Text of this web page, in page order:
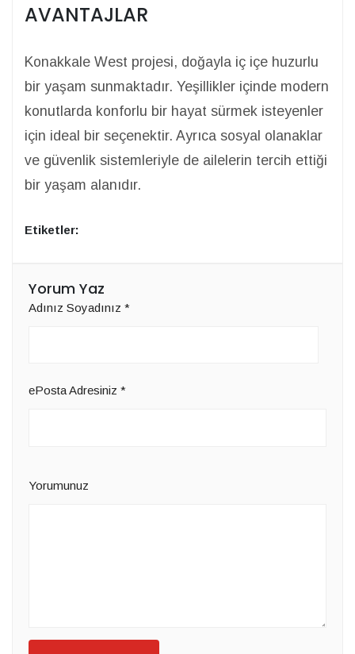
AVANTAJLAR
Konakkale West projesi, doğayla iç içe huzurlu
bir yaşam sunmaktadır. Yeşillikler içinde modern
konutlarda konforlu bir hayat sürmek isteyenler
için ideal bir seçenektir. Ayrıca sosyal olanaklar
ve güvenlik sistemleriyle de ailelerin tercih ettiği
bir yaşam alanıdır.
Etiketler:
Yorum Yaz
Adınız Soyadınız *
ePosta Adresiniz *
Yorumunuz